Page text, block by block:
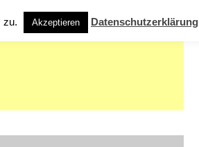
zu. Akzeptieren Datenschutzerklärung